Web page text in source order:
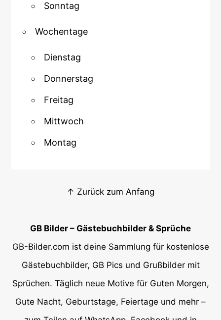
Sonntag
Wochentage
Dienstag
Donnerstag
Freitag
Mittwoch
Montag
↑ Zurück zum Anfang
GB Bilder – Gästebuchbilder & Sprüche
GB-Bilder.com ist deine Sammlung für kostenlose
Gästebuchbilder, GB Pics und Grußbilder mit
Sprüchen. Täglich neue Motive für Guten Morgen,
Gute Nacht, Geburtstage, Feiertage und mehr –